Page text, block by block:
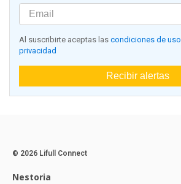
Al suscribirte aceptas las condiciones de uso
privacidad
Recibir alertas
© 2026 Lifull Connect
Nestoria